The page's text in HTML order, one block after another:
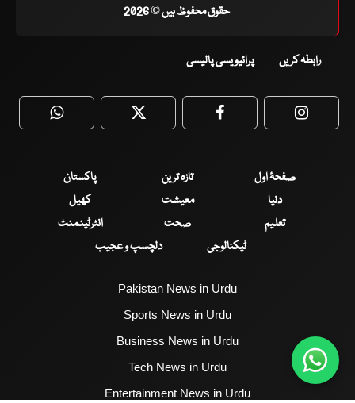
حقوق محفوظ ہیں © 2026
رابطہ کریں پرائیویسی پالیسی
WhatsApp Twitter Facebook
صفحۂ اول تازہ ترین
پاکستان
دنیا
معیشت
کھیل
تعلیم
صحت
انٹرٹینمنٹ
ٹیکنالوجی
دلچسپ و عجیب
Pakistan News in Urdu
Sports News in Urdu
Business News in Urdu
Tech News in Urdu
Entertainment News in Urdu